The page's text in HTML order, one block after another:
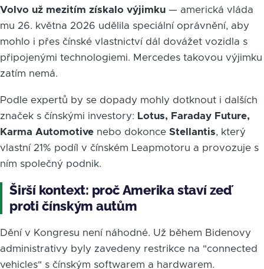
Volvo už mezitím získalo výjimku — americká vláda
mu 26. května 2026 udělila speciální oprávnění, aby
mohlo i přes čínské vlastnictví dál dovážet vozidla s
připojenými technologiemi. Mercedes takovou výjimku
zatím nemá.
Podle expertů by se dopady mohly dotknout i dalších
značek s čínskými investory: Lotus, Faraday Future,
Karma Automotive nebo dokonce Stellantis, který
vlastní 21% podíl v čínském Leapmotoru a provozuje s
ním společný podnik.
Širší kontext: proč Amerika staví zeď
proti čínským autům
Dění v Kongresu není náhodné. Už během Bidenovy
administrativy byly zavedeny restrikce na "connected
vehicles" s čínským softwarem a hardwarem.